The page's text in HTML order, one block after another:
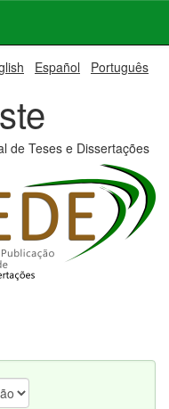
Español Português
de Teses e Dissertações